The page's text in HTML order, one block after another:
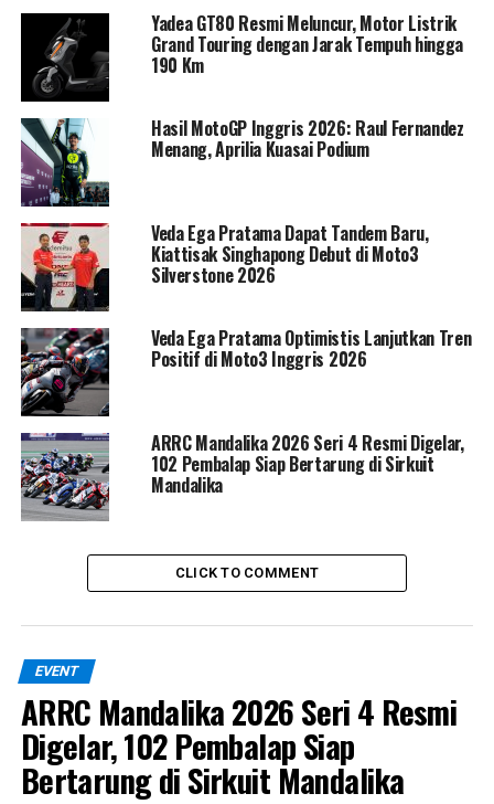
Tan juga menyinggung kemungkinan Citroen
menggunakan baterai hasil produksi dalam negeri di
masa depan, sebagai bagian dari peningkatan
penggunaan komponen lokal. “Tahap awal mungkin
belum signifikan, tapi di tahap berikutnya, lokalisasi
komponen seperti baterai akan menjadi prioritas,”
tutupnya.
RELATED TOPICS: CITROEN
MEDIA OTOMOTIF INDONESIA
Indonesia, Ini Alasannya!
TERUNGKAP! JUMLAH KRU TIM MOTOGP VR46 DI SETIAP
SERI BALAPAN
Yadea GT80 Resmi Meluncur, Motor Listrik
Grand Touring dengan Jarak Tempuh hingga
190 Km
Hasil MotoGP Inggris 2026: Raul Fernandez
Menang, Aprilia Kuasai Podium
Veda Ega Pratama Dapat Tandem Baru,
Kiattisak Singhapong Debut di Moto3
Silverstone 2026
Veda Ega Pratama Optimistis Lanjutkan Tren
Positif di Moto3 Inggris 2026
ARRC Mandalika 2026 Seri 4 Resmi Digelar,
102 Pembalap Siap Bertarung di Sirkuit
Mandalika
CLICK TO COMMENT
EVENT
ARRC Mandalika 2026 Seri 4 Resmi
Digelar, 102 Pembalap Siap
Bertarung di Sirkuit Mandalika